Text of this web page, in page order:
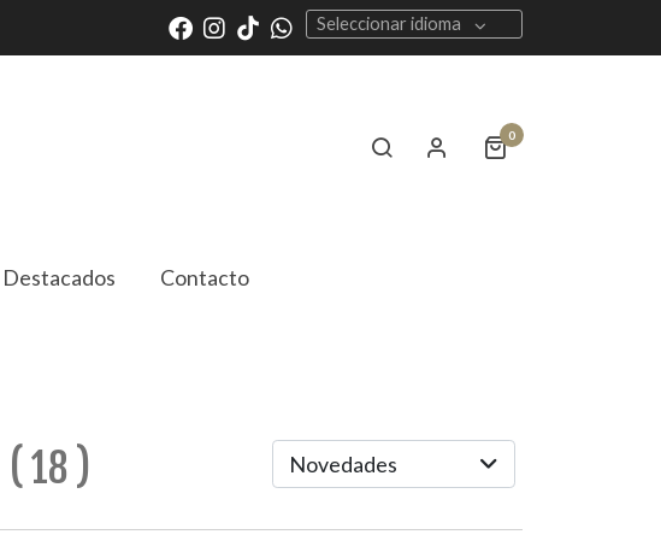
Seleccionar idioma
0
Destacados Contacto
(18 ) Novedades